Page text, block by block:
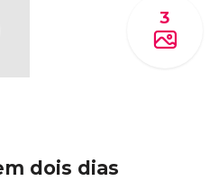
3
dois dias